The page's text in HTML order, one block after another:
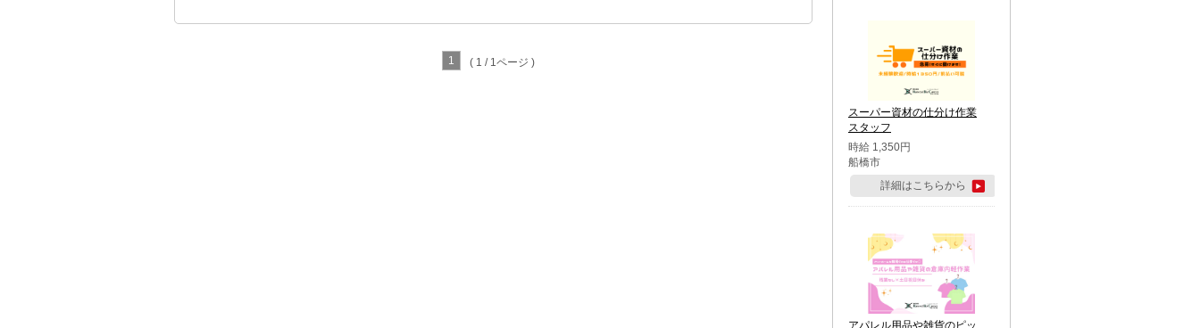
1 ( 1 / 1ページ )
スーパー資材の仕分け作業
スタッフ
時給 1,350円
船橋市
詳細はこちらから
アパレル用品や雑貨のピッ